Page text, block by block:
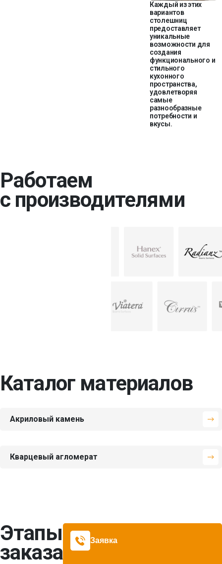
Каждый из этих
вариантов
столешниц
предоставляет
уникальные
возможности для
создания
функционального и
стильного
кухонного
пространства,
удовлетворяя
самые
разнообразные
потребности и
вкусы.
Работаем
с производителями
Каталог материалов
Акриловый камень
P-002 Metal Grey
BL-205
Semidentary
GAD-007-juno
Кварцевый агломерат
Этапы
заказа Заявка